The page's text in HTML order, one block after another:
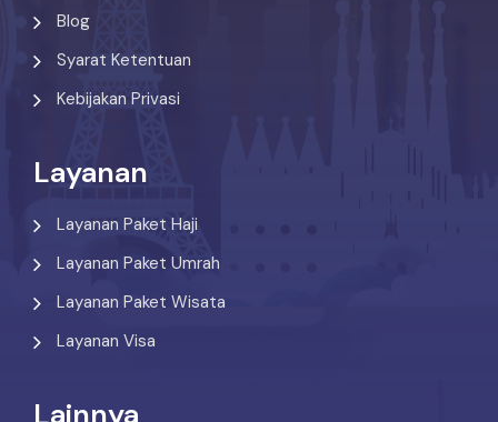
Blog
Syarat Ketentuan
Kebijakan Privasi
Layanan
Layanan Paket Haji
Layanan Paket Umrah
Layanan Paket Wisata
Layanan Visa
Lainnya